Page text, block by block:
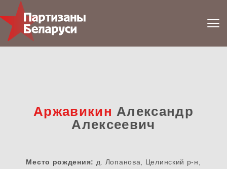
Аржавикин Александр
Алексеевич
Место рождения: д. Лопанова, Целинский р-н,